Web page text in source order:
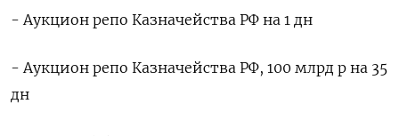
- Аукцион репо Казначейства РФ на 1 дн
- Аукцион репо Казначейства РФ, 100 млрд р на 35
дн